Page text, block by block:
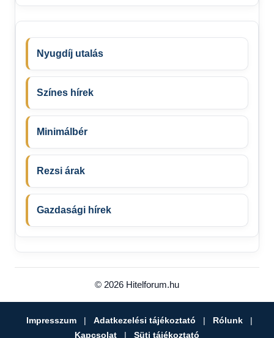
Nyugdíj utalás
Színes hírek
Minimálbér
Rezsi árak
Gazdasági hírek
© 2026 Hitelforum.hu
Impresszum | Adatkezelési tájékoztató | Rólunk
|
Kapcsolat
| Süti tájékoztató